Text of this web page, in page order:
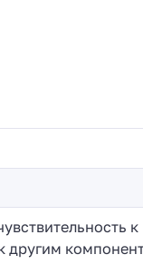
к
другим